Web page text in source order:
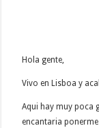
Hola gente,
Vivo en Lisboa y
Aqui hay muy poca
encantaria